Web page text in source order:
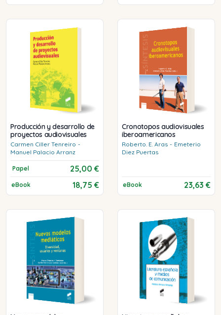
Producción y desarrollo de
proyectos audiovisuales
Carmen Ciller Tenreiro -
Manuel Palacio Arranz
Papel 25,00 €
eBook 18,75 €
Cronotopos audiovisuales
iberoamericanos
Roberto. E. Aras - Emeterio
Diez Puertas
eBook 23,63 €